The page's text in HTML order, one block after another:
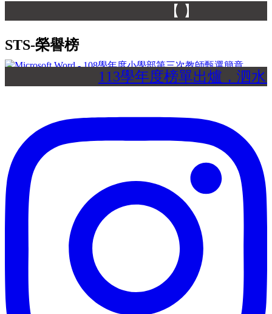
【 】
STS-榮譽榜
113學年度榜單出爐，泗水